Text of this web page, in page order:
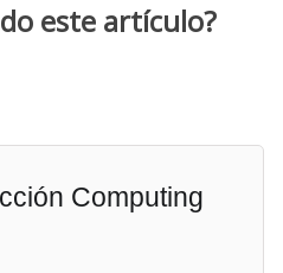
este artículo?
Computing